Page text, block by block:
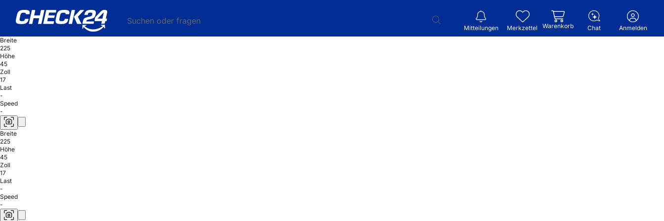
Suchen oder fragen
Mitteilungen Merkzettel Warenkorb Chat
Anmelden
Breite
225
Höhe
45
Zoll
17
Last
-
Speed
-
Breite
225
Höhe
45
Zoll
17
Last
-
Speed
-